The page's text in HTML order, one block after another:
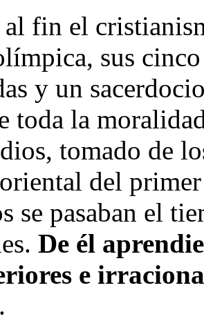
al fin el
sus
y un
toda la
tomado de
del
se pasaban el
De él
e